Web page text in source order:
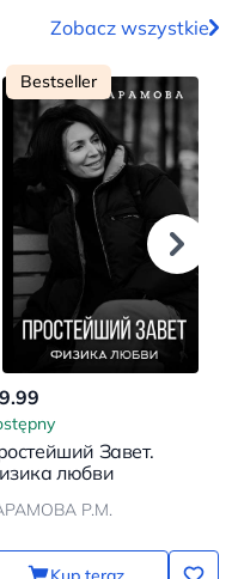
Zobacz wszystkie
Bestseller
Завет.
любви
Р.М.